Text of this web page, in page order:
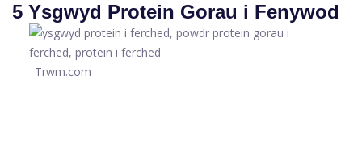
5 Ysgwyd Protein Gorau i Fenywod
Trwm.com